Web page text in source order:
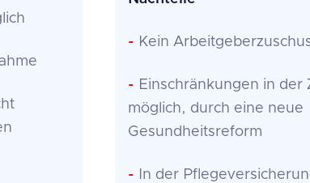
- Kein
- Einschränkungen in der
möglich, durch eine neue
Gesundheitsreform
- In der